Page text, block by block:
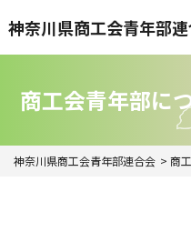
神奈川県商工会青年部
商工会青年部に
神奈川県商工会青年部連合会 商